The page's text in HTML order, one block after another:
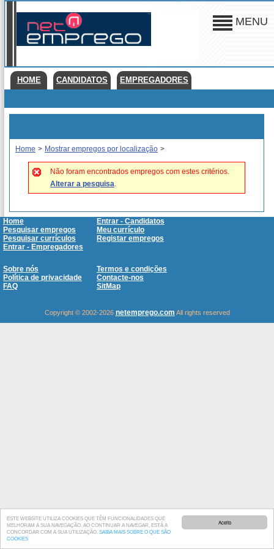
Aceito
ESTE WEBSITE UTILIZA COOKIES QUE TÊM FUNCIONALIDADES QUE
MELHORAM A SUA NAVEGAÇÃO. AO CONTINUAR A NAVEGAR, ESTÁ A
CONCORDAR COM A SUA UTILIZAÇÃO. SAIBA MAIS SOBRE O QUE SÃO
COOKIES
MENU
HOME CANDIDATOS EMPREGADORES
Home > Mostrar empregos por localização >
Não foram encontrados empregos com estes critérios.
Alterar a pesquisa.
Home
Entrar - Candidatos
Pesquisar empregos
Meu currículo
Pesquisar currículos
Registar empregos
Entrar - Empregadores
Sobre nós
Termos e condições
Política de privacidade
Contacte-nos
FAQ
SitMap
Copyright © 2002-2026 netemprego.com All rights reserved